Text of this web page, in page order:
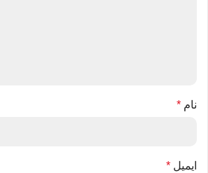
نام *
ایمیل *